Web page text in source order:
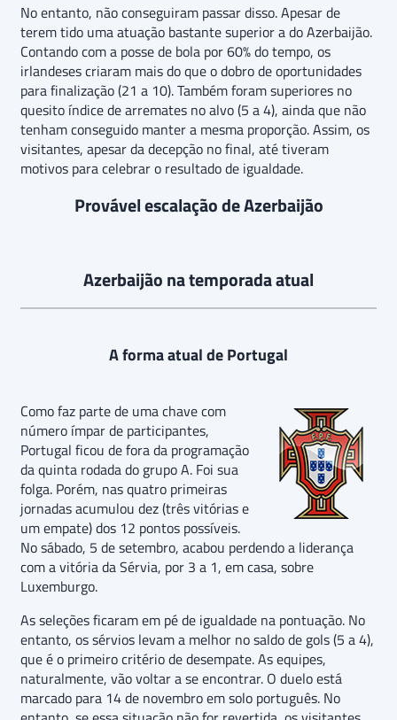
No entanto, não conseguiram passar disso. Apesar de
terem tido uma atuação bastante superior a do Azerbaijão.
Contando com a posse de bola por 60% do tempo, os
irlandeses criaram mais do que o dobro de oportunidades
para finalização (21 a 10). Também foram superiores no
quesito índice de arremates no alvo (5 a 4), ainda que não
tenham conseguido manter a mesma proporção. Assim, os
visitantes, apesar da decepção no final, até tiveram
motivos para celebrar o resultado de igualdade.
Provável escalação de Azerbaijão
Azerbaijão na temporada atual
A forma atual de Portugal
Como faz parte de uma chave com
número ímpar de participantes,
Portugal ficou de fora da programação
da quinta rodada do grupo A. Foi sua
folga. Porém, nas quatro primeiras
jornadas acumulou dez (três vitórias e
um empate) dos 12 pontos possíveis.
No sábado, 5 de setembro, acabou perdendo a liderança
com a vitória da Sérvia, por 3 a 1, em casa, sobre
Luxemburgo.
As seleções ficaram em pé de igualdade na pontuação. No
entanto, os sérvios levam a melhor no saldo de gols (5 a 4),
que é o primeiro critério de desempate. As equipes,
naturalmente, vão voltar a se encontrar. O duelo está
marcado para 14 de novembro em solo português. No